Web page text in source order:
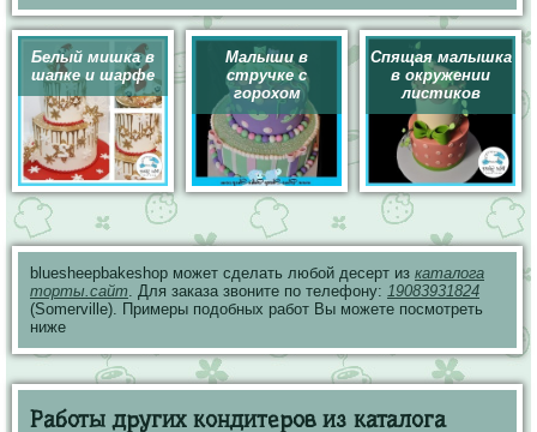
Белый мишка в
шапке и шарфе
Малыши в
стручке с
горохом
Спящая малышка
в окружении
листиков
bluesheepbakeshop может сделать любой десерт из каталога
торты.сайт. Для заказа звоните по телефону: 19083931824
(Somerville). Примеры подобных работ Вы можете посмотреть
ниже
Работы других кондитеров из каталога